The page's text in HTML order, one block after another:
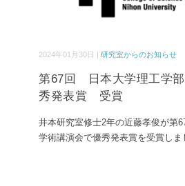
2024年01月30日 | 研究室からのお知らせ
第67回 日本大学理工学
秀発表賞 受賞
井本研究室修士2年の近藤孝俊が第
学術講演会で優秀発表賞を受賞しま